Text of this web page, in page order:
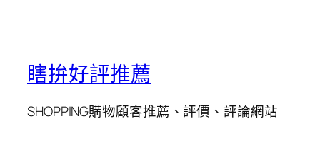
瞎拚好評推薦
SHOPPING購物顧客推薦、評價、評論網站